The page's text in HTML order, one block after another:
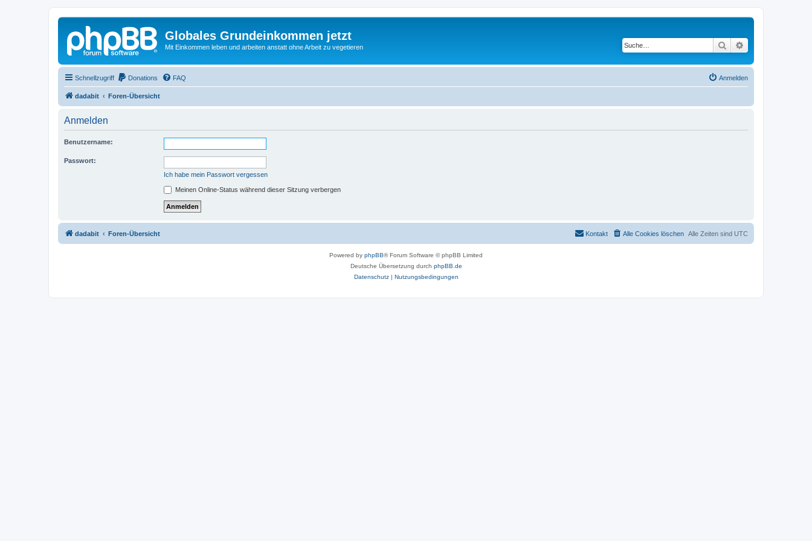
Globales Grundeinkommen jetzt
Mit Einkommen leben und arbeiten anstatt ohne Arbeit zu vegetieren Suche
Schnellzugriff Donations FAQ Anmelden
dadabit Foren-Übersicht
Anmelden
Benutzername:
Passwort:
Ich habe mein Passwort vergessen
Meinen Online-Status während dieser Sitzung verbergen
dadabit Foren-Übersicht Alle Zeiten sind UTC
Alle Cookies löschen
Kontakt
Powered by phpBB® Forum Software © phpBB Limited
Deutsche Übersetzung durch phpBB.de
Datenschutz| Nutzungsbedingungen